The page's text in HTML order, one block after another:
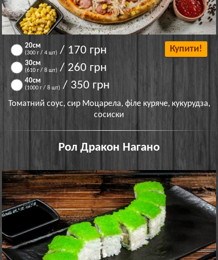
20см
(300 г / 4 шт) / 170 грн
30см
(610 г / 8 шт) / 260 грн
40см
(1000 г / 8 шт) / 350 грн
Купити!
Томатний соус, сир Моцарела, філе куряче, кукурудза,
сосиски
Рол Дракон Нагано